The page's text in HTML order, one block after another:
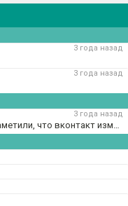
3 года назад
3 года назад
3 года назад
Всем-всем-всем, привет! Вы наверняка заметили, что вконтакт изменил оформление страниц. И теперь нашей группе не хватает обложки. Можете промотать страницу вверх и увидеть вместо обложки красно-серое размытое пятно. В связи с чем мы предлагаем вам поучаст